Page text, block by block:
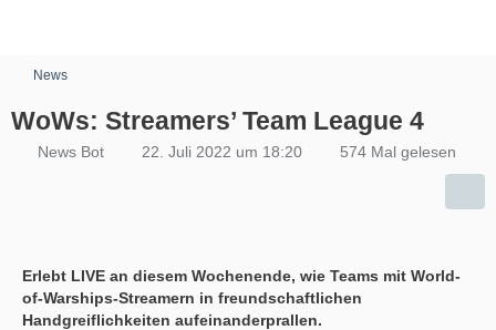
News
WoWs: Streamers’ Team League 4
News Bot 22. Juli 2022 um 18:20 574 Mal gelesen
Erlebt LIVE an diesem Wochenende, wie Teams mit World-
of-Warships-Streamern in freundschaftlichen
Handgreiflichkeiten aufeinanderprallen.